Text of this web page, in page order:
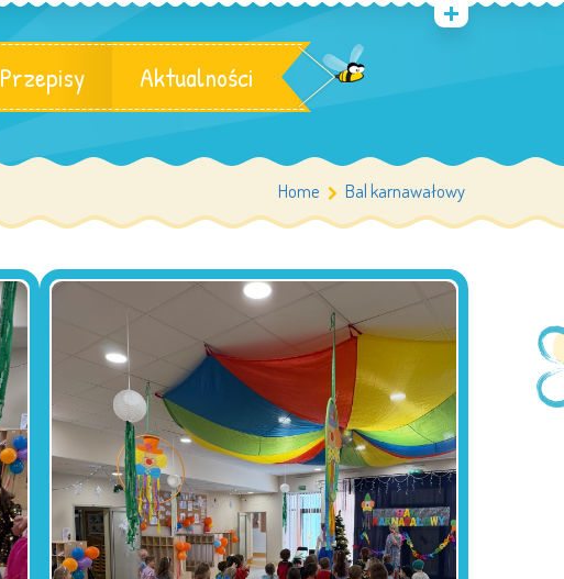
Przepisy Aktualności
Home Bal karnawałowy